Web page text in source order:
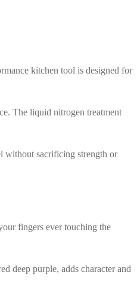
kitchen tool is designed for
The liquid nitrogen treatment
without sacrificing strength or
fingers ever touching the
deep purple, adds character and